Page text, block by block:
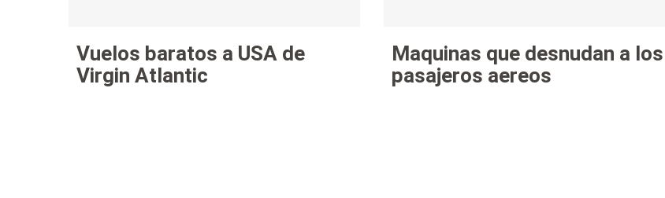
Vuelos baratos a USA de
Virgin Atlantic
Maquinas que desnudan a los
pasajeros aereos